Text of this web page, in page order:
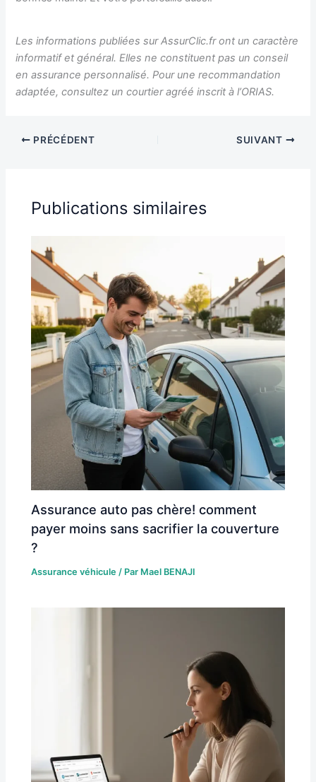
Les informations publiées sur AssurClic.fr ont un caractère
informatif et général. Elles ne constituent pas un conseil
en assurance personnalisé. Pour une recommandation
adaptée, consultez un courtier agréé inscrit à l’ORIAS.
PRÉCÉDENT SUIVANT
Publications similaires
Assurance auto pas chère! comment
payer moins sans sacrifier la couverture
?
Assurance véhicule / Par Mael BENAJI